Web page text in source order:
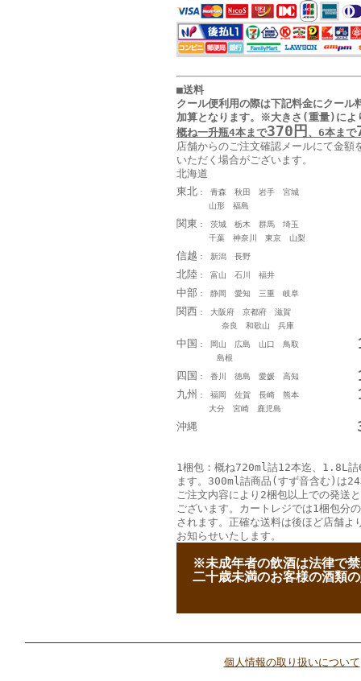
■送料
クール便利用の際は下記料金にクール
加算となります。
※大きさ(重量)によ
概ね一升瓶4本まで370円、6本まで
店舗からのご注文確認メールにて金額
いただく場合がございます。
北海道
東北 ： 青森 秋田 岩手 宮城
山形 福島
関東 ： 茨城 栃木 群馬 埼玉
千葉 神奈川 東京 山梨
信越 ： 新潟 長野
北陸 ： 富山 石川 福井
中部 ： 静岡 愛知 三重 岐阜
関西 ： 大阪府 京都府 滋賀
奈良 和歌山 兵庫
中国 ： 岡山 広島 山口 鳥取
島根
四国 ： 香川 徳島 愛媛 高知
九州 ： 福岡 佐賀 長崎 熊本
大分 宮崎 鹿児島
沖縄
1梱包：概ね720ml詰12本迄、1.8L詰
ます。300ml詰商品(すず音含む)は
ご注文内容により2梱包以上での発送
ございます。カートレジでは1梱包分
されます。正確な送料は後ほど店舗よ
お知らせいたします。
※未成年者の飲酒は法律で
二十歳未満のお客様の酒類
個人情報の取り扱いについて